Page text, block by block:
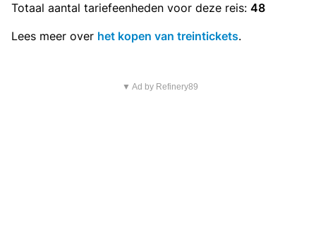
Totaal aantal tariefeenheden voor deze reis: 48
Lees meer over het kopen van treintickets.
▼ Ad by Refinery89